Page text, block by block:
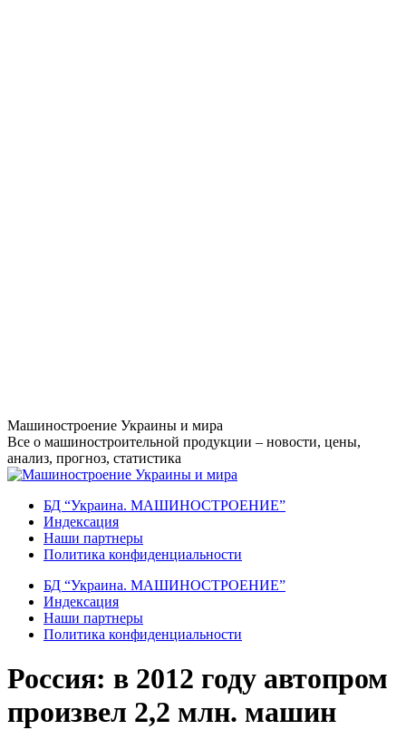
Перейти
к
содержанию
Машиностроение Украины и мира
Все о машиностроительной продукции – новости, цены,
анализ, прогноз, статистика
БД “Украина. МАШИНОСТРОЕНИЕ”
Индекcация
Наши партнеры
Политика конфиденциальности
БД “Украина. МАШИНОСТРОЕНИЕ”
Индекcация
Наши партнеры
Политика конфиденциальности
Россия: в 2012 году автопром
произвел 2,2 млн. машин